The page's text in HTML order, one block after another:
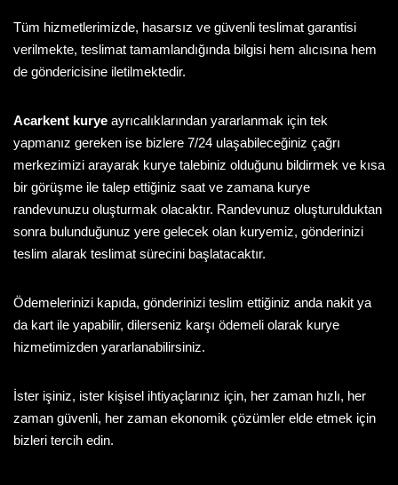
Tüm hizmetlerimizde, hasarsız ve güvenli teslimat garantisi
verilmekte, teslimat tamamlandığında bilgisi hem alıcısına hem
de göndericisine iletilmektedir.
Acarkent kurye ayrıcalıklarından yararlanmak için tek
yapmanız gereken ise bizlere 7/24 ulaşabileceğiniz çağrı
merkezimizi arayarak kurye talebiniz olduğunu bildirmek ve kısa
bir görüşme ile talep ettiğiniz saat ve zamana kurye
randevunuzu oluşturmak olacaktır. Randevunuz oluşturulduktan
sonra bulunduğunuz yere gelecek olan kuryemiz, gönderinizi
teslim alarak teslimat sürecini başlatacaktır.
Ödemelerinizi kapıda, gönderinizi teslim ettiğiniz anda nakit ya
da kart ile yapabilir, dilerseniz karşı ödemeli olarak kurye
hizmetimizden yararlanabilirsiniz.
İster işiniz, ister kişisel ihtiyaçlarınız için, her zaman hızlı, her
zaman güvenli, her zaman ekonomik çözümler elde etmek için
bizleri tercih edin.